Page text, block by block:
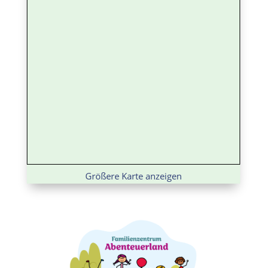
Größere Karte anzeigen